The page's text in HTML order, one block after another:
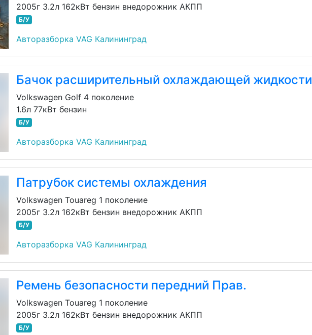
2005г 3.2л 162кВт бензин внедорожник АКПП
Б/У
Авторазборка VAG Калининград
Бачок расширительный охлаждающей жидкости
Volkswagen Golf 4 поколение
1.6л 77кВт бензин
Б/У
Авторазборка VAG Калининград
Патрубок системы охлаждения
Volkswagen Touareg 1 поколение
2005г 3.2л 162кВт бензин внедорожник АКПП
Б/У
Авторазборка VAG Калининград
Ремень безопасности передний Прав.
Volkswagen Touareg 1 поколение
2005г 3.2л 162кВт бензин внедорожник АКПП
Б/У